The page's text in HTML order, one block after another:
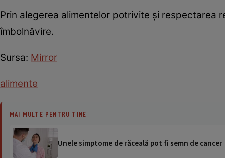
Prin alegerea alimentelor potrivite și respectarea
îmbolnăvire.
Sursa: Mirror
alimente
MAI MULTE PENTRU TINE
Unele simptome de răceală pot fi semn de cancer